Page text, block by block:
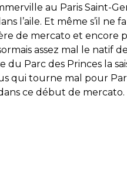
au Paris Saint-
l’aile. Et même s’il ne
de mercato et encore
assez mal le natif
Parc des Princes la
qui tourne mal pour
ce début de mercato.